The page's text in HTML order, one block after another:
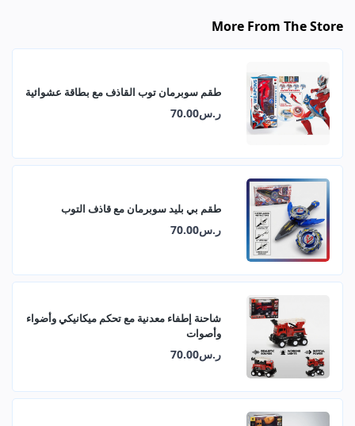
More From The Store
طقم سوبرمان توب القاذف مع بطاقة عشوائية
ر.س70.00
طقم بي بليد سوبرمان مع قاذف التوب
ر.س70.00
شاحنة إطفاء معدنية مع تحكم ميكانيكي وأضواء
وأصوات
ر.س70.00